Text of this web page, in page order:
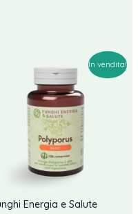
In vendita!
Energia e Salute